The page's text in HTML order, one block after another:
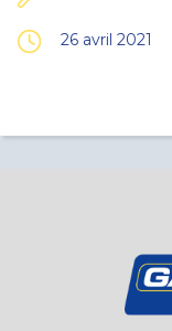
26 avril 2021